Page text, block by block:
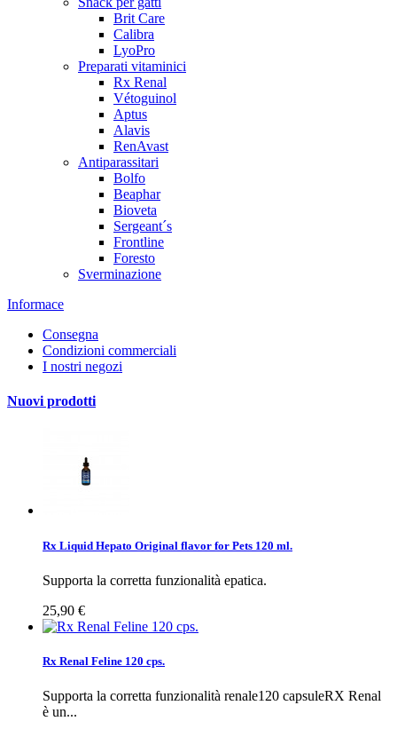
Brit Care
Calibra
LyoPro
Preparati vitaminici
Rx Renal
Vétoguinol
Aptus
Alavis
RenAvast
Antiparassitari
Bolfo
Beaphar
Bioveta
Sergeant´s
Frontline
Foresto
Sverminazione
Informace
Consegna
Condizioni commerciali
I nostri negozi
Nuovi prodotti
Rx Liquid Hepato Original flavor for Pets 120 ml.
Supporta la corretta funzionalità epatica.
25,90 €
Rx Renal Feline 120 cps.
Supporta la corretta funzionalità renale120 capsuleRX Renal
è un...